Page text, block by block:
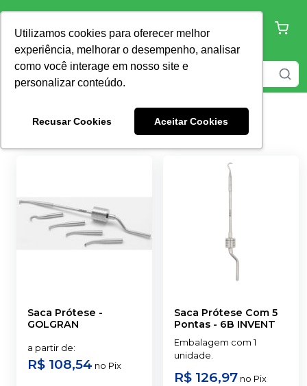
Utilizamos cookies para oferecer melhor
experiência, melhorar o desempenho, analisar
como você interage em nosso site e
personalizar conteúdo.
Recusar Cookies Aceitar Cookies
protese"
Saca Prótese -
GOLGRAN
a partir de:
R$ 108,54 no Pix
Saca Prótese Com 5
Pontas - 6B INVENT
Embalagem com 1
unidade.
R$ 126,97 no Pix